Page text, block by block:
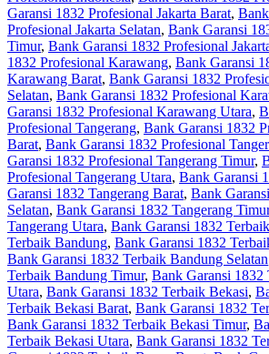
Garansi 1832 Profesional Jakarta Barat,
Profesional Jakarta Selatan, Bank Garansi
Timur, Bank Garansi 1832 Profesional
1832 Profesional Karawang, Bank Garansi
Karawang Barat, Bank Garansi 1832
Selatan, Bank Garansi 1832 Profesional
Garansi 1832 Profesional Karawang Utara,
Profesional Tangerang, Bank Garansi 1832
Barat, Bank Garansi 1832 Profesional
Garansi 1832 Profesional Tangerang Timur,
Profesional Tangerang Utara, Bank Garansi
Garansi 1832 Tangerang Barat, Bank
Selatan, Bank Garansi 1832 Tangerang Timur
Tangerang Utara, Bank Garansi 1832 Terbaik
Terbaik Bandung, Bank Garansi 1832
Bank Garansi 1832 Terbaik Bandung Selatan
Terbaik Bandung Timur, Bank Garansi 1832
Utara, Bank Garansi 1832 Terbaik Bekasi,
Terbaik Bekasi Barat, Bank Garansi 1832
Bank Garansi 1832 Terbaik Bekasi Timur,
Terbaik Bekasi Utara, Bank Garansi 1832